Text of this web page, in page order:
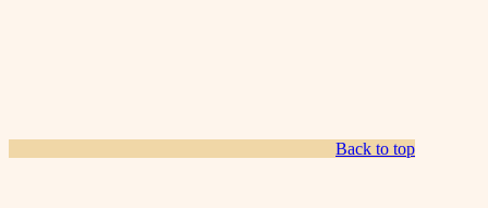
Back to top